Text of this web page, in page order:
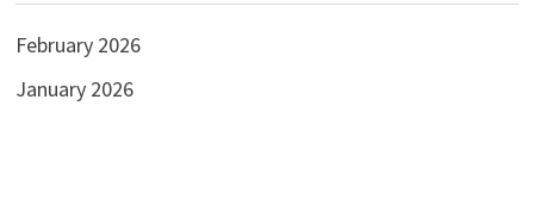
February 2026
January 2026